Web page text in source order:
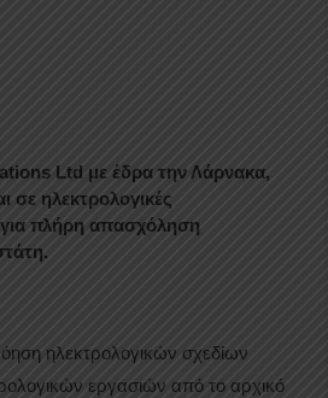
Ltd με έδρα την Λάρνακα,
σε ηλεκτρολογικές
για πλήρη απασχόληση
ηλεκτρολογικών σχεδίων
εργασιών από το αρχικό